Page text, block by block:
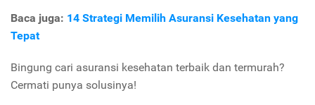
Baca juga: 14 Strategi Memilih Asuransi Kesehatan yang
Tepat
Bingung cari asuransi kesehatan terbaik dan termurah?
Cermati punya solusinya!